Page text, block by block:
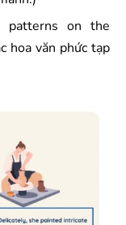
patterns on the
hoa văn phức tạp